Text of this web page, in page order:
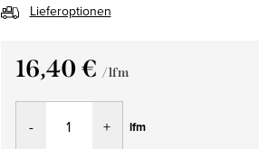
Lieferoptionen
16,40 € / lfm
Verkaufspreis:
lfm